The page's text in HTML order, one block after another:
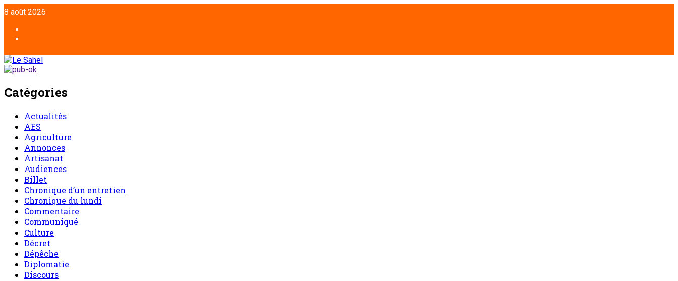
8 août 2026
Catégories
Actualités
AES
Agriculture
Annonces
Artisanat
Audiences
Billet
Chronique d’un entretien
Chronique du lundi
Commentaire
Communiqué
Culture
Décret
Dépêche
Diplomatie
Discours